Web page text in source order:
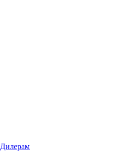
Дилерам